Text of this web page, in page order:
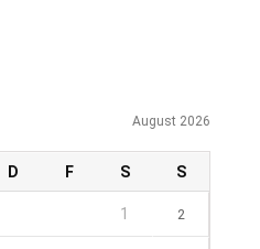
August 2026
D F S S
1 2